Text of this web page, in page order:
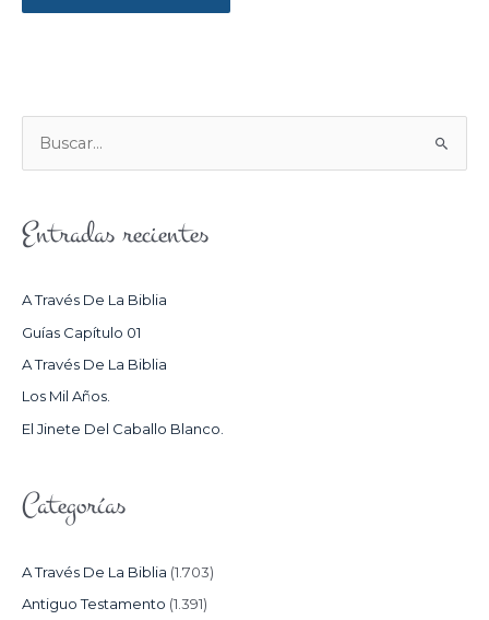
U
C
R
:
Entradas recientes
A Través De La Biblia
Guías Capítulo 01
A Través De La Biblia
Los Mil Años.
El Jinete Del Caballo Blanco.
Categorías
A Través De La Biblia (1.703)
Antiguo Testamento (1.391)